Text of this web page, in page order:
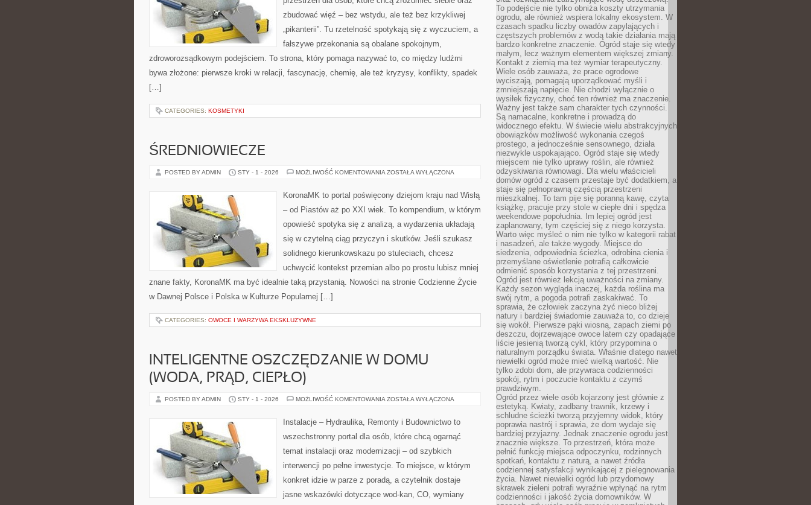
zbudować więź – bez wstydu, ale też bez krzykliwej
„pikanterii”. Tu rzetelność spotykają się z wyczuciem, a
fałszywe przekonania są obalane spokojnym,
zdroworozsądkowym podejściem. To strona, który pomaga nazywać to, co między ludźmi
bywa złożone: pierwsze kroki w relacji, fascynację, chemię, ale też kryzysy, konflikty, spadek
[…]
CATEGORIES: KOSMETYKI
ŚREDNIOWIECZE
POSTED BY ADMIN STY - 1 - 2026 MOŻLIWOŚĆ KOMENTOWANIA ŚREDNIOWIECZE
ZOSTAŁA WYŁĄCZONA
KoronaMK to portal poświęcony dziejom kraju nad Wisłą
– od Piastów aż po XXI wiek. To kompendium, w którym
opowieść spotyka się z analizą, a wydarzenia układają
się w czytelną ciąg przyczyn i skutków. Jeśli szukasz
solidnego kierunkowskazu po stuleciach, chcesz
uchwycić kontekst przemian albo po prostu lubisz mniej
znane fakty, KoronaMK ma być idealnie taką przystanią. Nowości na stronie Codzienne Życie
w Dawnej Polsce i Polska w Kulturze Popularnej […]
CATEGORIES: OWOCE I WARZYWA EKSKLUZYWNE
INTELIGENTNE OSZCZĘDZANIE W DOMU
(WODA, PRĄD, CIEPŁO)
POSTED BY ADMIN STY - 1 - 2026 MOŻLIWOŚĆ KOMENTOWANIA INTELIGENTNE
DOMU
(WODA,
CIEPŁO)
ZOSTAŁA WYŁĄCZONA
Instalacje – Hydraulika, Remonty i Budownictwo to
wszechstronny portal dla osób, które chcą ogarnąć
temat instalacji oraz modernizacji – od szybkich
interwencji po pełne inwestycje. To miejsce, w którym
konkret idzie w parze z poradą, a czytelnik dostaje
jasne wskazówki dotyczące wod-kan, CO, wymiany
To podejście nie tylko obniża koszty utrzymania
ogrodu, ale również wspiera lokalny ekosystem. W
czasach spadku liczby owadów zapylających i
częstszych problemów z wodą takie działania mają
bardzo konkretne znaczenie. Ogród staje się wtedy
małym, lecz ważnym elementem większej zmiany.
Kontakt z ziemią ma też wymiar terapeutyczny.
Wiele osób zauważa, że prace ogrodowe
wyciszają, pomagają uporządkować myśli i
zmniejszają napięcie. Nie chodzi wyłącznie o
wysiłek fizyczny, choć ten również ma znaczenie.
Ważny jest także sam charakter tych czynności.
Są namacalne, konkretne i prowadzą do
widocznego efektu. W świecie wielu abstrakcyjnych
obowiązków możliwość wykonania czegoś
prostego, a jednocześnie sensownego, działa
niezwykle uspokajająco. Ogród staje się wtedy
miejscem nie tylko uprawy roślin, ale również
odzyskiwania równowagi. Dla wielu właścicieli
domów ogród z czasem przestaje być dodatkiem, a
staje się pełnoprawną częścią przestrzeni
mieszkalnej. To tam pije się poranną kawę, czyta
książkę, pracuje przy stole w ciepłe dni i spędza
weekendowe popołudnia. Im lepiej ogród jest
zaplanowany, tym częściej się z niego korzysta.
Warto więc myśleć o nim nie tylko w kategorii rabat
i nasadzeń, ale także wygody. Miejsce do
siedzenia, odpowiednia ścieżka, odrobina cienia i
przemyślane oświetlenie potrafią całkowicie
odmienić sposób korzystania z tej przestrzeni.
Ogród jest również lekcją uważności na zmiany.
Każdy sezon wygląda inaczej, każda roślina ma
swój rytm, a pogoda potrafi zaskakiwać. To
sprawia, że człowiek zaczyna żyć nieco bliżej
natury i bardziej świadomie zauważa to, co dzieje
się wokół. Pierwsze pąki wiosną, zapach ziemi po
deszczu, dojrzewające owoce latem czy opadające
liście jesienią tworzą cykl, który przypomina o
naturalnym porządku świata. Właśnie dlatego nawet
niewielki ogród może mieć wielką wartość. Nie
tylko zdobi dom, ale przywraca codzienności
spokój, rytm i poczucie kontaktu z czymś
prawdziwym.
Ogród przez wiele osób kojarzony jest głównie z
estetyką. Kwiaty, zadbany trawnik, krzewy i
schludne ścieżki tworzą przyjemny widok, który
poprawia nastrój i sprawia, że dom wydaje się
bardziej przyjazny. Jednak znaczenie ogrodu jest
znacznie większe. To przestrzeń, która może
pełnić funkcję miejsca odpoczynku, rodzinnych
spotkań, kontaktu z naturą, a nawet źródła
codziennej satysfakcji wynikającej z pielęgnowania
życia. Nawet niewielki ogród lub przydomowy
skrawek zieleni potrafi wyraźnie wpłynąć na rytm
codzienności i jakość życia domowników. W